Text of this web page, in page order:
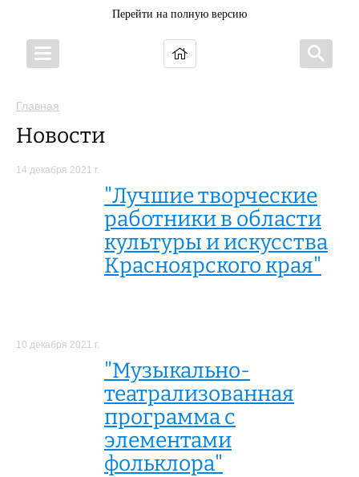
Перейти на полную версию
Главная
Новости
14 декабря 2021 г.
"Лучшие творческие
работники в области
культуры и искусства
Красноярского края"
10 декабря 2021 г.
"Музыкально-
театрализованная
программа с
элементами
фольклора"